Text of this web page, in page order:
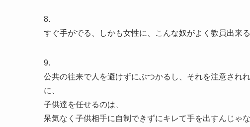
8.
すぐ手がでる、しかも女性に、こんな奴がよく教員出来
9.
公共の往来で人を避けずにぶつかるし、それを注意され
に、
子供達を任せるのは、
呆気なく子供相手に自制できずにキレて手を出すんじゃ